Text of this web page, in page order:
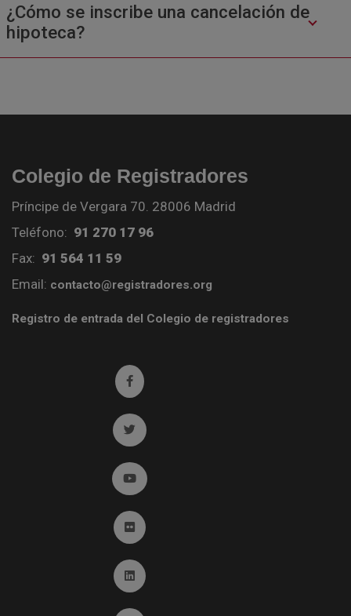
¿Cómo se inscribe una cancelación de
hipoteca?
Colegio de Registradores
Príncipe de Vergara 70. 28006 Madrid
Teléfono: 91 270 17 96
Fax: 91 564 11 59
Email: contacto@registradores.org
Registro de entrada del Colegio de registradores
Ir a facebook (abre en ventana nueva)
Ir a twitter (abre en ventana nueva)
Ir a YouTube (abre en ventana nueva)
Ir a Flickr (abre en ventana nueva)
Ir a Linkedin (abre en ventana nueva)